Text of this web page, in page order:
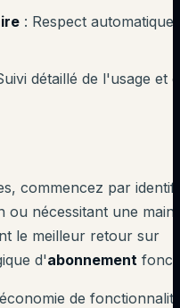
: Respect automatique
détaillé de l'usage et
commencez par
ou nécessitant une
le meilleur retour sur
d'abonnement
de